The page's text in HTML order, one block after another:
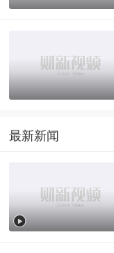
最新新闻